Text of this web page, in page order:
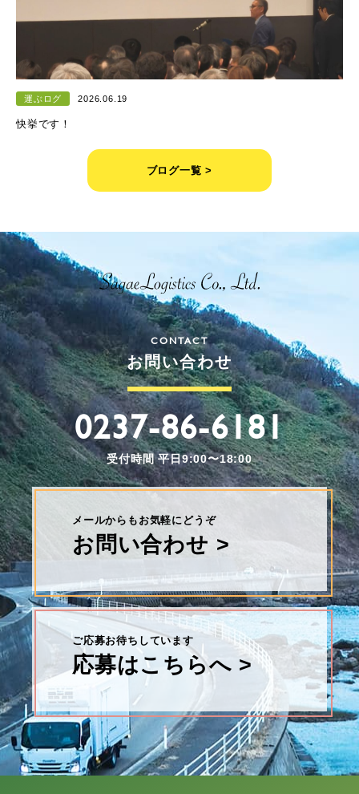
運ぶログ 2026.06.19
快挙です！
ブログ一覧 >
CONTACT
お問い合わせ
0237-86-6181
受付時間 平日9:00〜18:00
メールからもお気軽にどうぞ
お問い合わせ >
ご応募お待ちしています
応募はこちらへ >